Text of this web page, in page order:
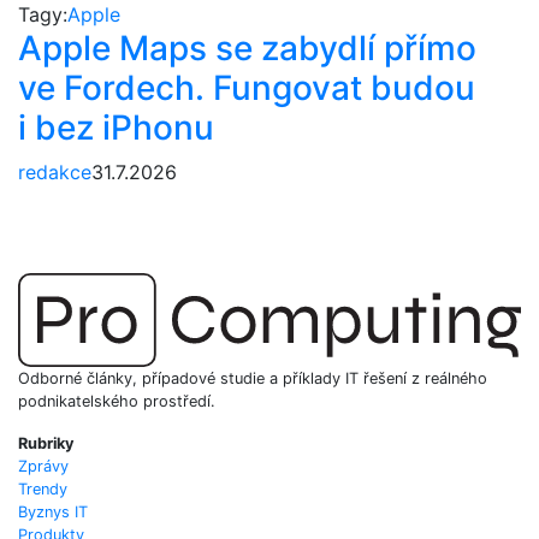
Tagy:Apple
Apple Maps se zabydlí přímo
ve Fordech. Fungovat budou
i bez iPhonu
redakce31.7.2026
Odborné články, případové studie a příklady IT řešení z reálného
podnikatelského prostředí.
Rubriky
Zprávy
Trendy
Byznys IT
Produkty